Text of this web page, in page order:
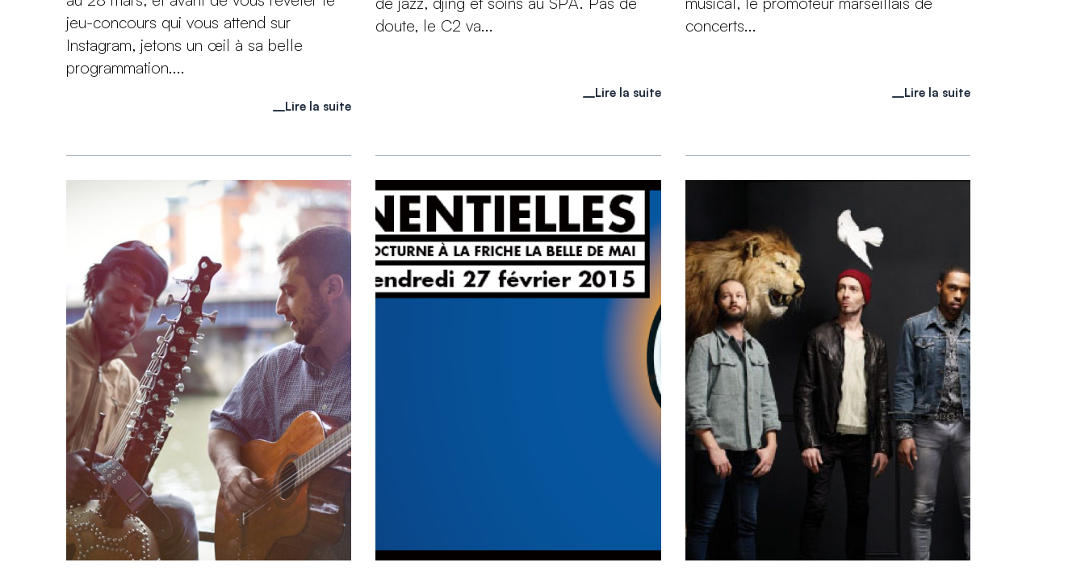
jeu-concours qui vous attend sur
Instagram, jetons un œil à sa belle
programmation....
Lire la suite
doute, le C2 va...
Lire la suite
concerts...
Lire la suite